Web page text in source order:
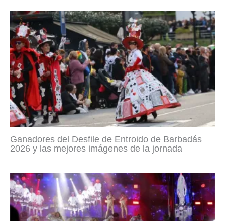
Ganadores del Desfile de Entroido de Barbadás
2026 y las mejores imágenes de la jornada